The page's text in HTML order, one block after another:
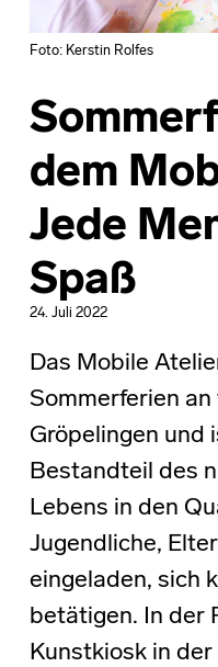
Foto: Kerstin Rolfes
dem
Jede
Spaß
24. Juli 2022
Das Mobile
Sommerferien
Gröpelingen und
Bestandteil des
Lebens in den
Jugendliche,
eingeladen, sich
betätigen. In der
Kunstkiosk in